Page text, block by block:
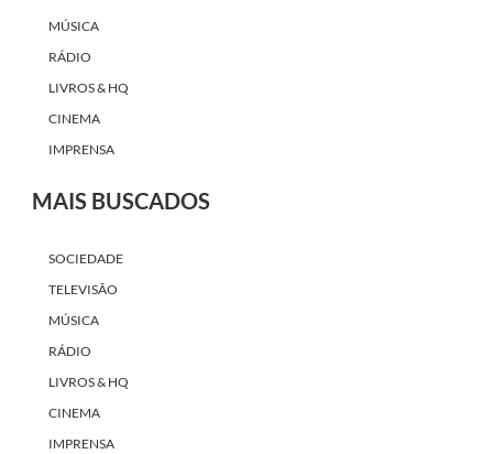
MÚSICA
RÁDIO
LIVROS & HQ
CINEMA
IMPRENSA
MAIS BUSCADOS
SOCIEDADE
TELEVISÃO
MÚSICA
RÁDIO
LIVROS & HQ
CINEMA
IMPRENSA